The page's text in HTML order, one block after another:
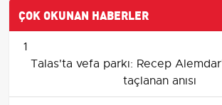
ÇOK OKUNAN HABERLER
1
Talas'ta vefa parkı: Recep
taçlanan anısı